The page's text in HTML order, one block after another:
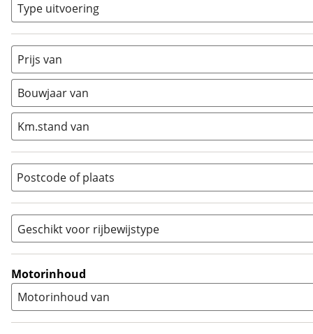
Crosser (0)
Enduro
Minibike (0)
Motorscooter
Naked
Overig (0)
Racer ( 0)
Sport (0)
Sport Touring
Supermotard (0)
Supersport
Tourer (0)
Touring Enduro
Type uitvoering
Prijs van
Bouwjaar van
Km.stand van
Postcode of plaats
Geschikt voor rijbewijstype
A (4)
A1 (0)
(
Motorinhoud
Motorinhoud van